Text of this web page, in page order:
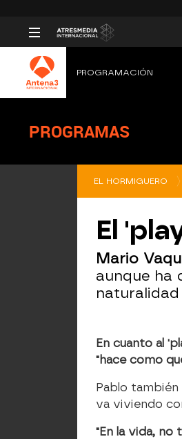
PROGRAMACIÓN
PROGRAMAS
EL HORMIGUERO
El
Mario
aunque ha
En cuanto al
"hace como
Pablo
va viviendo
"En la vida, no